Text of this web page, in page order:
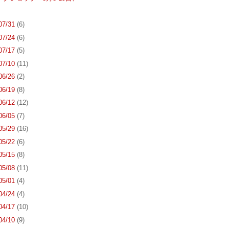
31 (6)
24 (6)
17 (5)
10 (11)
26 (2)
19 (8)
12 (12)
05 (7)
29 (16)
22 (6)
15 (8)
08 (11)
01 (4)
24 (4)
17 (10)
10 (9)